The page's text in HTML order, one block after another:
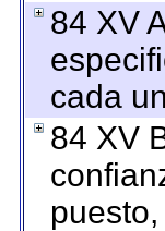
84 XV
cada
84 XV